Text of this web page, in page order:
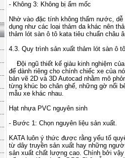
- Không 3: Không bị ẩm mốc
Nhờ vào đặc tính không thấm nước,
dụng như các loại thảm da khác nên
thảm lót sàn ô tô kata tiêu chuẩn châu
4.3. Quy trình sản xuất thảm lót sàn ô
Đội ngũ thiết kế giàu kinh nghiệm
để dành riêng cho chính chiếc xe của
bản vẽ 2D và 3D Autocad nhằm mô
từng khúc bo chân ghế, những gờ nổi
mẫu xe khác nhau.
Hạt nhựa PVC nguyên sinh
- Bước 1: Chọn nguyên liệu sản xuất.
KATA luôn ý thức được rằng yếu tố
từ dây truyền sản xuất hay những
sản xuất chất lượng cao. Chính bởi